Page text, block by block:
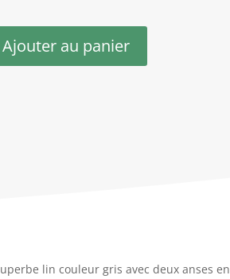
Ajouter au panier
lin couleur gris avec deux anses